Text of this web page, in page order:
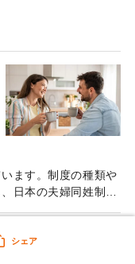
シェア
ます。制度の種類や
日本の夫婦同姓制度